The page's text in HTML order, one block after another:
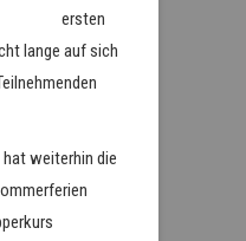
ersten
lange auf sich
weiterhin die